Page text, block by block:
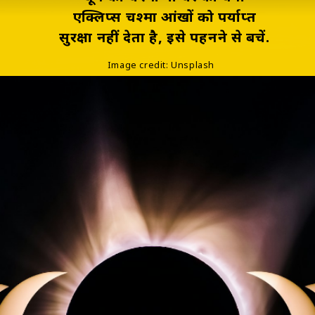
एक्लिप्स चश्मा आंखों को पर्याप्त
सुरक्षा नहीं देता है, इसे पहनने से बचें.
Image credit: Unsplash